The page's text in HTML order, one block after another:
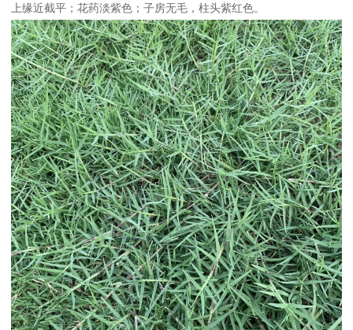
上缘近截平；花药淡紫色；子房无毛，柱头紫红色。